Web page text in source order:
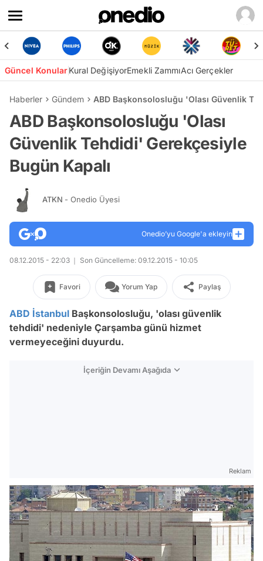
Güncel KonularKural DeğişiyorEmekli ZammıAcı Gerçekler
Haberler Gündem ABD Başkonsolosluğu 'Olası Güvenlik
ABD Başkonsolosluğu 'Olası
Güvenlik Tehdidi' Gerekçesiyle
Bugün Kapalı
ATKN - Onedio Üyesi
Onedio’yu Google'a ekleyin
08.12.2015 - 22:03 Son Güncelleme: 09.12.2015 - 10:05
Favori Yorum Yap Paylaş
ABD İstanbul Başkonsolosluğu, 'olası güvenlik
tehdidi' nedeniyle Çarşamba günü hizmet
vermeyeceğini duyurdu.
İçeriğin Devamı Aşağıda
Reklam